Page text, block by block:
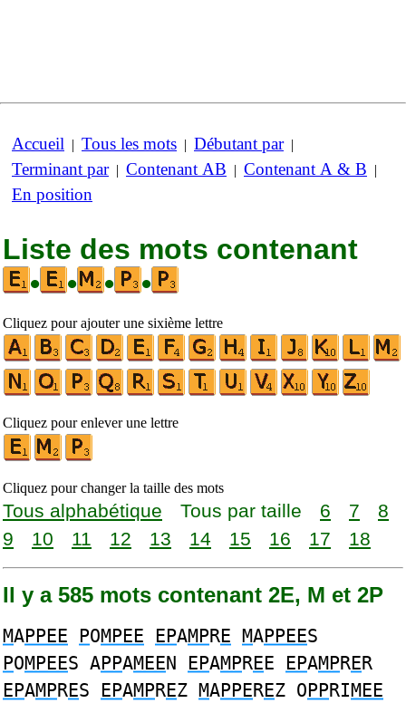
Accueil | Tous les mots | Débutant par|
Terminant par| Contenant AB | Contenant A & B |
En position
Liste des mots contenant
•
• • •
Cliquez pour ajouter une sixième lettre
Cliquez pour enlever une lettre
Cliquez pour changer la taille des mots
Tous alphabétique Tous par taille 6 7
8
9
10 11 12 13 14 15 16 17 18
Il y a 585 mots contenant 2E, M et 2P
MAPPEE POMPEE EPAMPRE MAPPEES
POMPEES APPAMEEN EPAMPREE EPAMPRER
EPAMPRES EPAMPREZ MAPPEREZ OPPRIMEE